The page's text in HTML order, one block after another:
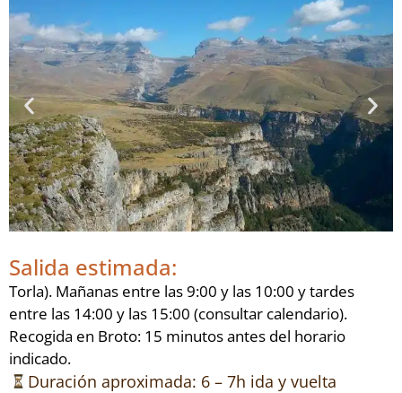
Salida estimada:
Torla). Mañanas entre las 9:00 y las 10:00 y tardes
entre las 14:00 y las 15:00 (consultar calendario).
Recogida en Broto: 15 minutos antes del horario
indicado.
Duración aproximada: 6 – 7h ida y vuelta